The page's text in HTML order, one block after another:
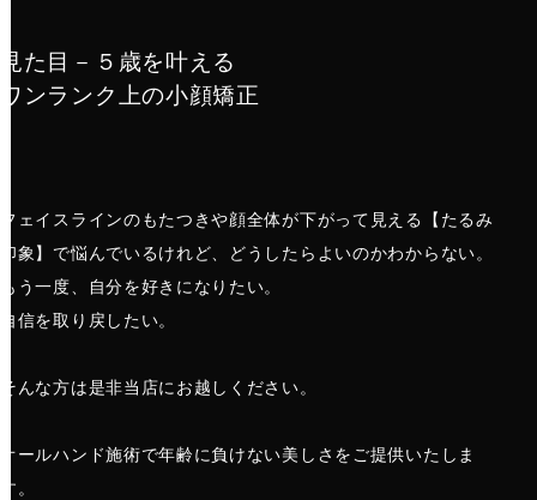
見た目－５歳を叶える
​​​​​​​ワンランク上の小顔矯正
フェイスラインのもたつきや顔全体が下がって見える【たるみ
印象】で悩んでいるけれど、どうしたらよいのかわからない。
もう一度、自分を好きになりたい。
​​​​​​​自信を取り戻したい。
そんな方は是非当店にお越しください。
​オールハンド施術で年齢に負けない美しさをご提供いたしま
す。